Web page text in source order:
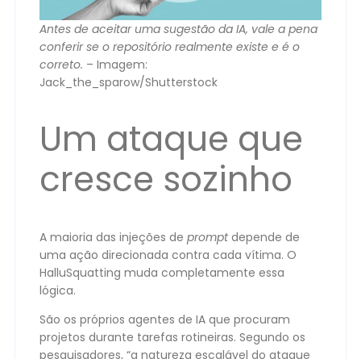
Antes de aceitar uma sugestão da IA, vale a pena
conferir se o repositório realmente existe e é o
correto. – Imagem:
Jack_the_sparow/Shutterstock
Um ataque que
cresce sozinho
A maioria das injeções de promptdepende de
uma ação direcionada contra cada vítima. O
HalluSquatting muda completamente essa
lógica.
São os próprios agentes de IA que procuram
projetos durante tarefas rotineiras. Segundo os
pesquisadores, “a natureza escalável do ataque